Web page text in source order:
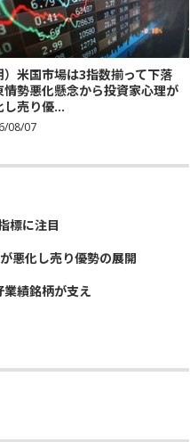
）米国市場は3指数揃って下落
情勢悪化懸念から投資家心理が
し売り優...
08/07
標に注目
悪化し売り優勢の展開
績銘柄が支え